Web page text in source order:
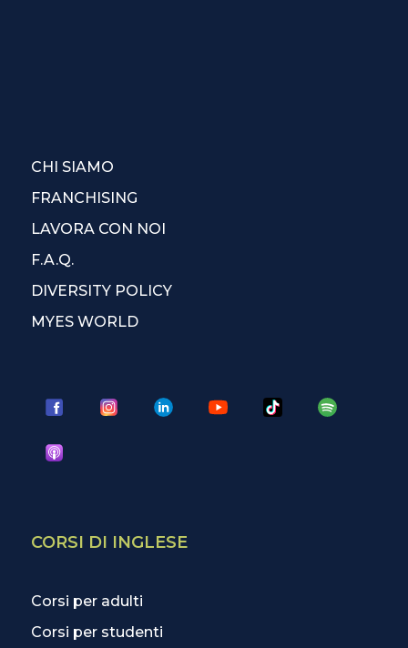
CHI SIAMO
FRANCHISING
LAVORA CON NOI
F.A.Q.
DIVERSITY POLICY
MYES WORLD
CORSI DI INGLESE
Corsi per adulti
Corsi per studenti